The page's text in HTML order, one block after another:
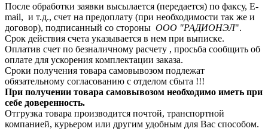
После обработки заявки высылается (передается) по факсу, E-
mail, и т.д., счет на предоплату (при необходимости так же и
договор), подписанный со стороны ООО "РАДИОНЭЛ".
Срок действия счета указывается в нем при выписке.
Оплатив счет по безналичному расчету , просьба сообщить об
оплате для ускорения комплектации заказа.
Сроки получения товара самовывозом подлежат
обязательному согласованию с отделом сбыта !!!
При получении товара самовывозом необходимо иметь при
себе доверенность.
Отгрузка товара производится почтой, транспортной
компанией, курьером или другим удобным для Вас способом.